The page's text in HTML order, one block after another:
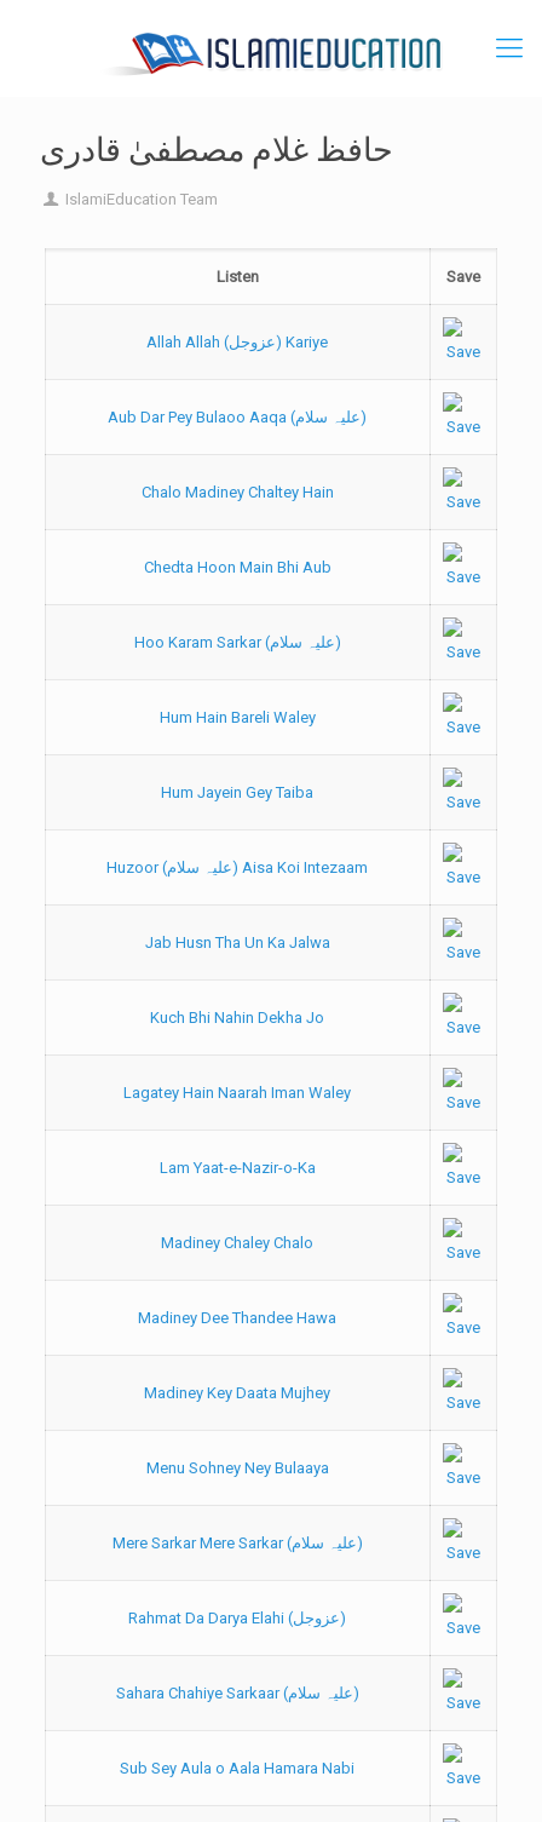
حافظ غلام مصطفیٰ قادری
IslamiEducation Team
Listen Save
Allah Allah (عزوجل) Kariye
Aub Dar Pey Bulaoo Aaqa (علیہ سلام)
Chalo Madiney Chaltey Hain
Chedta Hoon Main Bhi Aub
Hoo Karam Sarkar (علیہ سلام)
Hum Hain Bareli Waley
Hum Jayein Gey Taiba
Huzoor (علیہ سلام) Aisa Koi Intezaam
Jab Husn Tha Un Ka Jalwa
Kuch Bhi Nahin Dekha Jo
Lagatey Hain Naarah Iman Waley
Lam Yaat-e-Nazir-o-Ka
Madiney Chaley Chalo
Madiney Dee Thandee Hawa
Madiney Key Daata Mujhey
Menu Sohney Ney Bulaaya
Mere Sarkar Mere Sarkar (علیہ سلام)
Rahmat Da Darya Elahi (عزوجل)
Sahara Chahiye Sarkaar (علیہ سلام)
Sub Sey Aula o Aala Hamara Nabi